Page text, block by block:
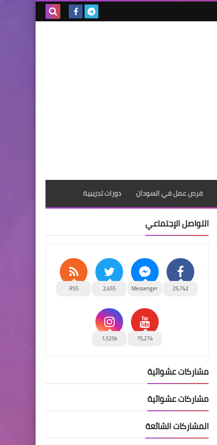
فرص عمل في السودان دورات تدريبية
التواصل الإجتماعي
25,742
Messenger
2,455
RSS
75,274
1,525k
مشاركات عشوائية
مشاركات عشوائية
المشاركات الشائعة